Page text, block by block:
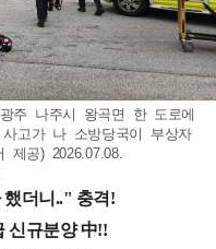
주 나주시 왕곡면 한 도로에
고가 나 소방당국이 부상자
공) 2026.07.08.